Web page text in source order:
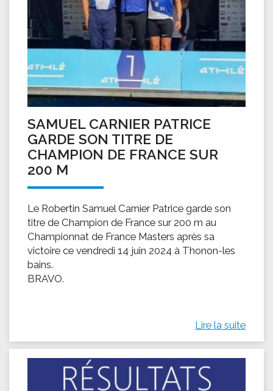
SAMUEL CARNIER PATRICE
GARDE SON TITRE DE
CHAMPION DE FRANCE SUR
200 M
Le Robertin Samuel Carnier Patrice garde son
titre de Champion de France sur 200 m au
Championnat de France Masters après sa
victoire ce vendredi 14 juin 2024 à Thonon-les
bains.
BRAVO.
Lire la suite